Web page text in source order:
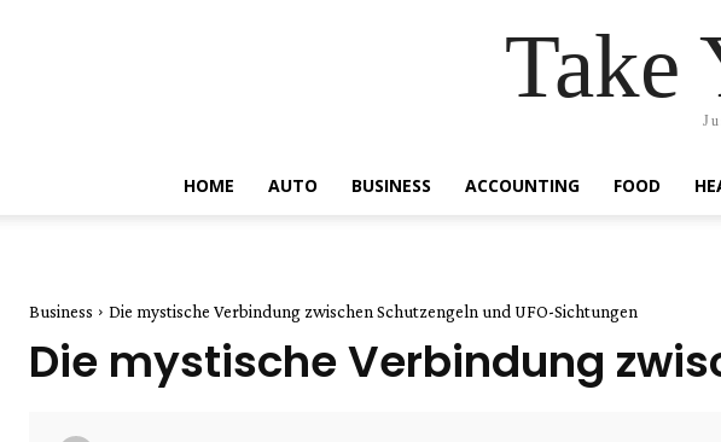
Take
HOME AUTO BUSINESS ACCOUNTING FOOD
Business Die mystische Verbindung zwischen Schutzengeln und UFO-Sichtungen
Die mystische Verbindung